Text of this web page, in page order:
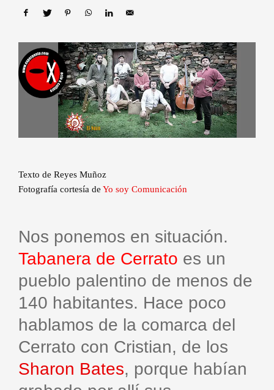
Texto de Reyes Muñoz
Fotografía cortesía de Yo soy Comunicación
Nos ponemos en situación.
Tabanera de Cerrato es un
pueblo palentino de menos de
140 habitantes. Hace poco
hablamos de la comarca del
Cerrato con Cristian, de los
Sharon Bates, porque habían